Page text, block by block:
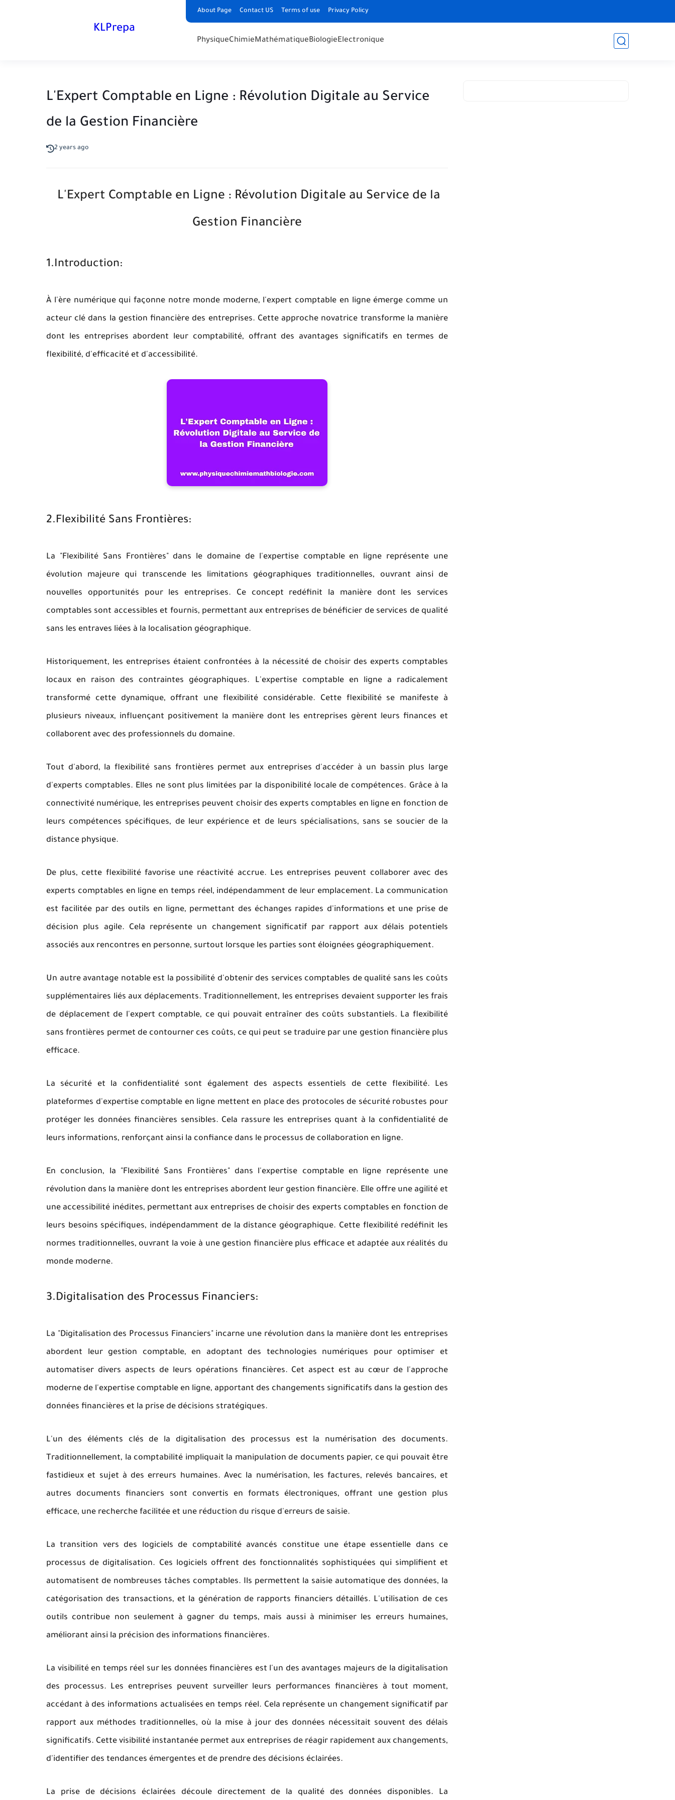
About Page Contact US Terms of use Privacy Policy
KLPrepa
PhysiqueChimieMathématiqueBiologieElectronique
L'Expert Comptable en Ligne : Révolution Digitale au Service
de la Gestion Financière
2 years ago
L'Expert Comptable en Ligne : Révolution Digitale au Service de la
Gestion Financière
1.Introduction:
À l'ère numérique qui façonne notre monde moderne, l'expert comptable en ligne émerge comme un
acteur clé dans la gestion financière des entreprises. Cette approche novatrice transforme la manière
dont les entreprises abordent leur comptabilité, offrant des avantages significatifs en termes de
flexibilité, d'efficacité et d'accessibilité.
2.Flexibilité Sans Frontières:
La "Flexibilité Sans Frontières" dans le domaine de l'expertise comptable en ligne représente une
évolution majeure qui transcende les limitations géographiques traditionnelles, ouvrant ainsi de
nouvelles opportunités pour les entreprises. Ce concept redéfinit la manière dont les services
comptables sont accessibles et fournis, permettant aux entreprises de bénéficier de services de qualité
sans les entraves liées à la localisation géographique.
Historiquement, les entreprises étaient confrontées à la nécessité de choisir des experts comptables
locaux en raison des contraintes géographiques. L'expertise comptable en ligne a radicalement
transformé cette dynamique, offrant une flexibilité considérable. Cette flexibilité se manifeste à
plusieurs niveaux, influençant positivement la manière dont les entreprises gèrent leurs finances et
collaborent avec des professionnels du domaine.
Tout d'abord, la flexibilité sans frontières permet aux entreprises d'accéder à un bassin plus large
d'experts comptables. Elles ne sont plus limitées par la disponibilité locale de compétences. Grâce à la
connectivité numérique, les entreprises peuvent choisir des experts comptables en ligne en fonction de
leurs compétences spécifiques, de leur expérience et de leurs spécialisations, sans se soucier de la
distance physique.
De plus, cette flexibilité favorise une réactivité accrue. Les entreprises peuvent collaborer avec des
experts comptables en ligne en temps réel, indépendamment de leur emplacement. La communication
est facilitée par des outils en ligne, permettant des échanges rapides d'informations et une prise de
décision plus agile. Cela représente un changement significatif par rapport aux délais potentiels
associés aux rencontres en personne, surtout lorsque les parties sont éloignées géographiquement.
Un autre avantage notable est la possibilité d'obtenir des services comptables de qualité sans les coûts
supplémentaires liés aux déplacements. Traditionnellement, les entreprises devaient supporter les frais
de déplacement de l'expert comptable, ce qui pouvait entraîner des coûts substantiels. La flexibilité
sans frontières permet de contourner ces coûts, ce qui peut se traduire par une gestion financière plus
efficace.
La sécurité et la confidentialité sont également des aspects essentiels de cette flexibilité. Les
plateformes d'expertise comptable en ligne mettent en place des protocoles de sécurité robustes pour
protéger les données financières sensibles. Cela rassure les entreprises quant à la confidentialité de
leurs informations, renforçant ainsi la confiance dans le processus de collaboration en ligne.
En conclusion, la "Flexibilité Sans Frontières" dans l'expertise comptable en ligne représente une
révolution dans la manière dont les entreprises abordent leur gestion financière. Elle offre une agilité et
une accessibilité inédites, permettant aux entreprises de choisir des experts comptables en fonction de
leurs besoins spécifiques, indépendamment de la distance géographique. Cette flexibilité redéfinit les
normes traditionnelles, ouvrant la voie à une gestion financière plus efficace et adaptée aux réalités du
monde moderne.
3.Digitalisation des Processus Financiers:
La "Digitalisation des Processus Financiers" incarne une révolution dans la manière dont les entreprises
abordent leur gestion comptable, en adoptant des technologies numériques pour optimiser et
automatiser divers aspects de leurs opérations financières. Cet aspect est au cœur de l'approche
moderne de l'expertise comptable en ligne, apportant des changements significatifs dans la gestion des
données financières et la prise de décisions stratégiques.
L'un des éléments clés de la digitalisation des processus est la numérisation des documents.
Traditionnellement, la comptabilité impliquait la manipulation de documents papier, ce qui pouvait être
fastidieux et sujet à des erreurs humaines. Avec la numérisation, les factures, relevés bancaires, et
autres documents financiers sont convertis en formats électroniques, offrant une gestion plus
efficace, une recherche facilitée et une réduction du risque d'erreurs de saisie.
La transition vers des logiciels de comptabilité avancés constitue une étape essentielle dans ce
processus de digitalisation. Ces logiciels offrent des fonctionnalités sophistiquées qui simplifient et
automatisent de nombreuses tâches comptables. Ils permettent la saisie automatique des données, la
catégorisation des transactions, et la génération de rapports financiers détaillés. L'utilisation de ces
outils contribue non seulement à gagner du temps, mais aussi à minimiser les erreurs humaines,
améliorant ainsi la précision des informations financières.
La visibilité en temps réel sur les données financières est l'un des avantages majeurs de la digitalisation
des processus. Les entreprises peuvent surveiller leurs performances financières à tout moment,
accédant à des informations actualisées en temps réel. Cela représente un changement significatif par
rapport aux méthodes traditionnelles, où la mise à jour des données nécessitait souvent des délais
significatifs. Cette visibilité instantanée permet aux entreprises de réagir rapidement aux changements,
d'identifier des tendances émergentes et de prendre des décisions éclairées.
La prise de décisions éclairées découle directement de la qualité des données disponibles. La